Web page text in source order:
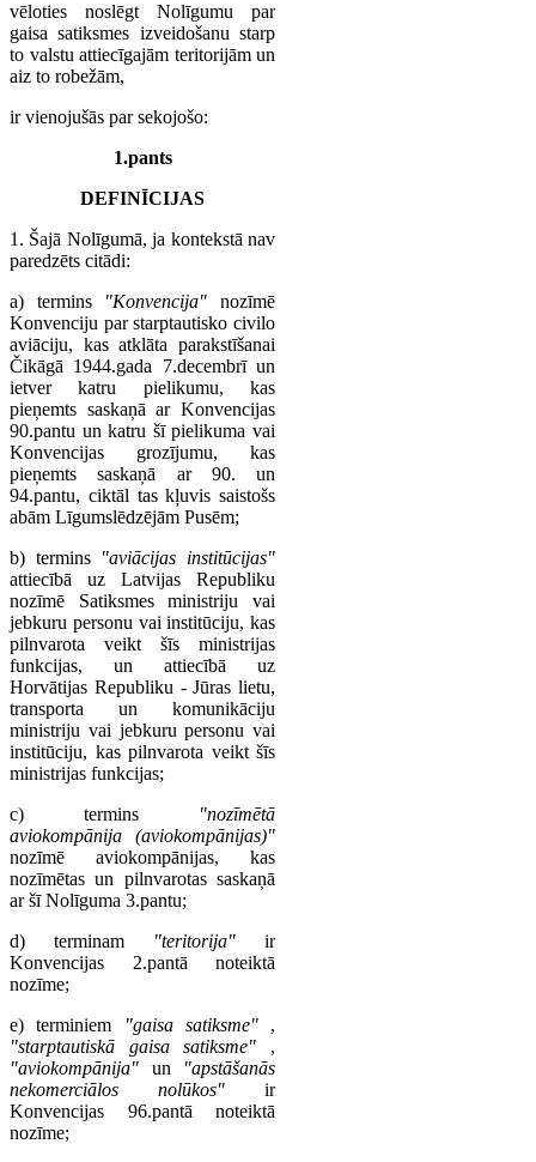
vēloties noslēgt Nolīgumu par
gaisa satiksmes izveidošanu starp
to valstu attiecīgajām teritorijām un
aiz to robežām,
ir vienojušās par sekojošo:
1.pants
DEFINĪCIJAS
1. Šajā Nolīgumā, ja kontekstā nav
paredzēts citādi:
a) termins "Konvencija" nozīmē
Konvenciju par starptautisko civilo
aviāciju, kas atklāta parakstīšanai
Čikāgā 1944.gada 7.decembrī un
ietver katru pielikumu, kas
pieņemts saskaņā ar Konvencijas
90.pantu un katru šī pielikuma vai
Konvencijas grozījumu, kas
pieņemts saskaņā ar 90. un
94.pantu, ciktāl tas kļuvis saistošs
abām Līgumslēdzējām Pusēm;
b) termins "aviācijas institūcijas"
attiecībā uz Latvijas Republiku
nozīmē Satiksmes ministriju vai
jebkuru personu vai institūciju, kas
pilnvarota veikt šīs ministrijas
funkcijas, un attiecībā uz
Horvātijas Republiku - Jūras lietu,
transporta un komunikāciju
ministriju vai jebkuru personu vai
institūciju, kas pilnvarota veikt šīs
ministrijas funkcijas;
c) termins
"nozīmētā
aviokompānija (aviokompānijas)"
nozīmē aviokompānijas, kas
nozīmētas un pilnvarotas saskaņā
ar šī Nolīguma 3.pantu;
d) terminam
"teritorija" ir
Konvencijas 2.pantā noteiktā
nozīme;
e) terminiem
"gaisa satiksme",
"starptautiskā gaisa satiksme" ,
"aviokompānija" un
"apstāšanās
nekomerciālos nolūkos" ir
Konvencijas 96.pantā noteiktā
nozīme;